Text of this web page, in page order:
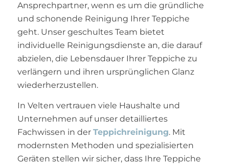
Ansprechpartner, wenn es um die gründliche
und schonende Reinigung Ihrer Teppiche
geht. Unser geschultes Team bietet
individuelle Reinigungsdienste an, die darauf
abzielen, die Lebensdauer Ihrer Teppiche zu
verlängern und ihren ursprünglichen Glanz
wiederherzustellen.
In Velten vertrauen viele Haushalte und
Unternehmen auf unser detailliertes
Fachwissen in der Teppichreinigung. Mit
modernsten Methoden und spezialisierten
Geräten stellen wir sicher, dass Ihre Teppiche